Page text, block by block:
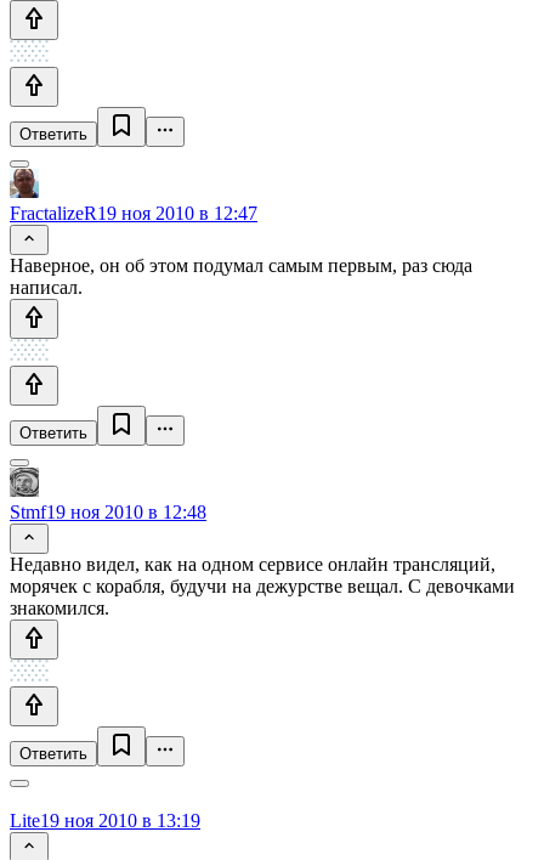
Ответить
FractalizeR19 ноя 2010 в 12:47
Наверное, он об этом подумал самым первым, раз сюда
написал.
Ответить
Stmf19 ноя 2010 в 12:48
Недавно видел, как на одном сервисе онлайн трансляций,
морячек с корабля, будучи на дежурстве вещал. С девочками
знакомился.
Ответить
Lite19 ноя 2010 в 13:19